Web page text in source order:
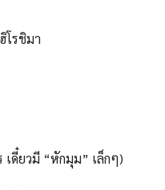
โรชิมา
เดี๋ยวมี “หักมุม” เล็กๆ)